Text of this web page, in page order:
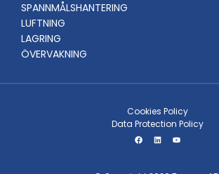
SPANNMÅLSHANTERING
LUFTNING
LAGRING
ÖVERVAKNING
Cookies Policy
Data Protection Policy